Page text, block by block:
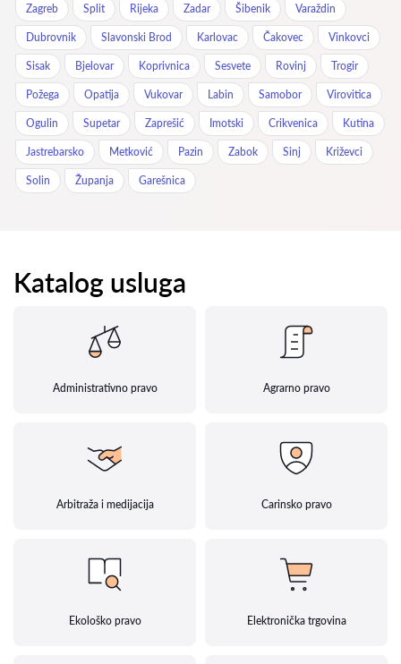
Zagreb Split Rijeka Zadar Šibenik Varaždin
Dubrovnik Slavonski Brod Karlovac Čakovec Vinkovci
Sisak Bjelovar Koprivnica Sesvete Rovinj Trogir
Požega Opatija Vukovar Labin Samobor Virovitica
Ogulin Supetar Zaprešić Imotski Crikvenica Kutina
Jastrebarsko Metković Pazin Zabok Sinj Križevci
Solin Županja Garešnica
Katalog usluga
Administrativno pravo Agrarno pravo
Arbitraža i medijacija Carinsko pravo
Ekološko pravo Elektronička trgovina